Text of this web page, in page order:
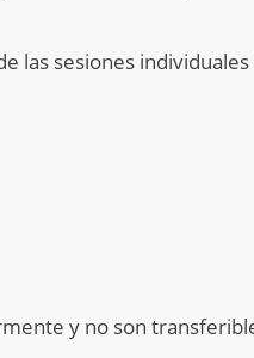
las sesiones individuales
y no son